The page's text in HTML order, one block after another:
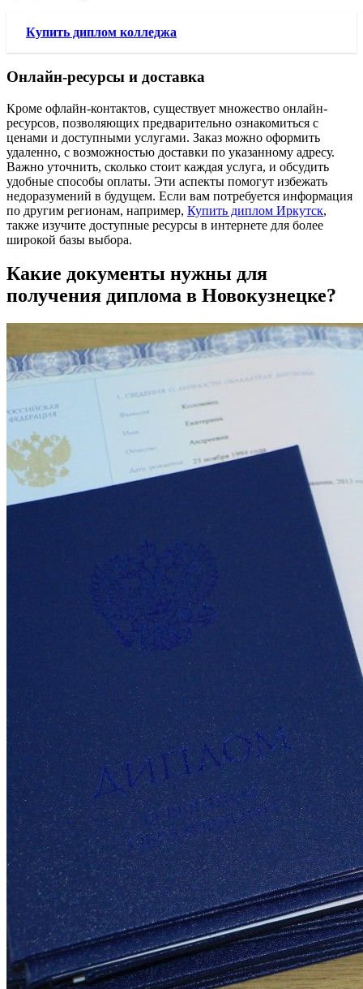
Купить диплом колледжа
Онлайн-ресурсы и доставка
Кроме офлайн-контактов, существует множество онлайн-
ресурсов, позволяющих предварительно ознакомиться с
ценами и доступными услугами. Заказ можно оформить
удаленно, с возможностью доставки по указанному адресу.
Важно уточнить, сколько стоит каждая услуга, и обсудить
удобные способы оплаты. Эти аспекты помогут избежать
недоразумений в будущем. Если вам потребуется информация
по другим регионам, например, Купить диплом Иркутск,
также изучите доступные ресурсы в интернете для более
широкой базы выбора.
Какие документы нужны для
получения диплома в Новокузнецке?